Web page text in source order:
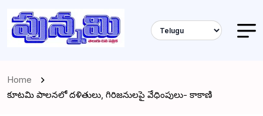
Home
కూటమి పాలనలో దళితులు, గిరిజనులపై వేధింపులు- కాకాణి